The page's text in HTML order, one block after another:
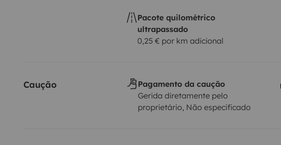
Pacote quilométrico
ultrapassado
0,25 € por km adicional
Caução
Pagamento da caução
Gerida diretamente pelo
proprietário, Não especificado